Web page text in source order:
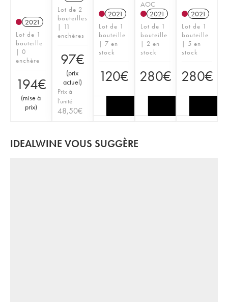
2021
Lot de 1
bouteille
| 0
enchère
194€
(mise à
prix)
Lot de 2
bouteilles
| 11
enchères
97€
(prix
actuel)
Prix à
l'unité
48,50€
2021
Lot de 1
bouteille
| 7 en
stock
120€
AOC
2021
Lot de 1
bouteille
| 2 en
stock
280€
2021
Lot de 1
bouteille
| 5 en
stock
280€
IDEALWINE VOUS SUGGÈRE